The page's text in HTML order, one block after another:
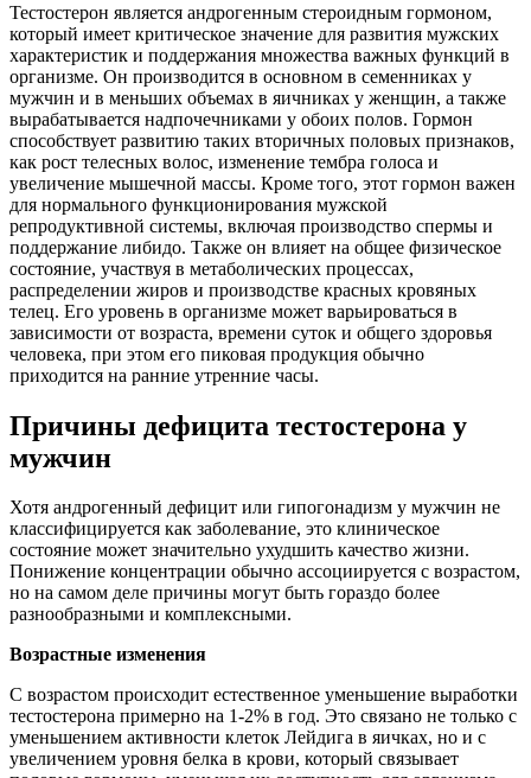
Тестостерон является андрогенным стероидным гормоном,
который имеет критическое значение для развития мужских
характеристик и поддержания множества важных функций в
организме. Он производится в основном в семенниках у
мужчин и в меньших объемах в яичниках у женщин, а также
вырабатывается надпочечниками у обоих полов. Гормон
способствует развитию таких вторичных половых признаков,
как рост телесных волос, изменение тембра голоса и
увеличение мышечной массы. Кроме того, этот гормон важен
для нормального функционирования мужской
репродуктивной системы, включая производство спермы и
поддержание либидо. Также он влияет на общее физическое
состояние, участвуя в метаболических процессах,
распределении жиров и производстве красных кровяных
телец. Его уровень в организме может варьироваться в
зависимости от возраста, времени суток и общего здоровья
человека, при этом его пиковая продукция обычно
приходится на ранние утренние часы.
Причины дефицита тестостерона у
мужчин
Хотя андрогенный дефицит или гипогонадизм у мужчин не
классифицируется как заболевание, это клиническое
состояние может значительно ухудшить качество жизни.
Понижение концентрации обычно ассоциируется с возрастом,
но на самом деле причины могут быть гораздо более
разнообразными и комплексными.
Возрастные изменения
С возрастом происходит естественное уменьшение выработки
тестостерона примерно на 1-2% в год. Это связано не только с
уменьшением активности клеток Лейдига в яичках, но и с
увеличением уровня белка в крови, который связывает